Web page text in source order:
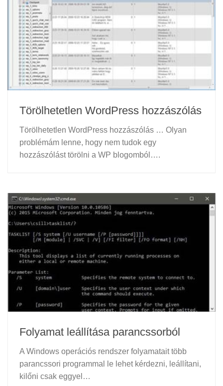
Törölhetetlen WordPress hozzászólás
Törölhetetlen WordPress hozzászólás … Olyan
problémám lenne, hogy nem tudok egy
hozzászólást törölni a WP blogomból….
Folyamat leállítása parancssorból
A Windows operációs rendszer folyamatait több
parancssori programmal le lehet kérdezni, leállítani,
kilőni csak eggyel…